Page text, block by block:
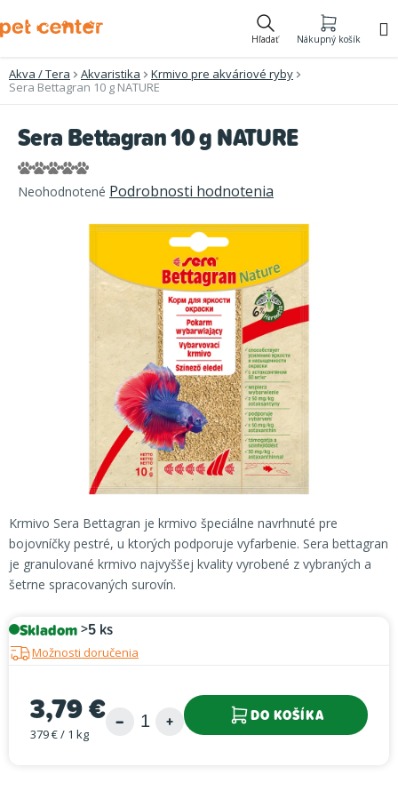
na
Hľadať Nákupný košík
Akva / Tera Akvaristika
Krmivo pre akváriové ryby
Sera Bettagran 10 g NATURE
Krmivo Sera Bettagran je krmivo špeciálne navrhnuté pre
bojovníčky pestré, u ktorých podporuje vyfarbenie. Sera bettagran
je granulované krmivo najvyššej kvality vyrobené z vybraných a
šetrne spracovaných surovín.
Skladom>5 ks
Možnosti doručenia
3,79 €
Jednotková cena:
379 € / 1 kg
DO KOŠÍKA
Sera Bettagran 10 g NATURE
Priemerné
hodnotenie
Neohodnotené Podrobnosti hodnotenia